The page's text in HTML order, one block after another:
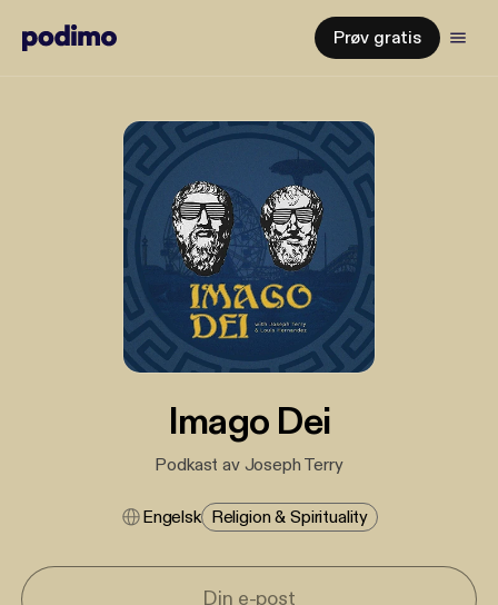
Prøv gratis
Imago Dei
Podkast av Joseph Terry
Engelsk Religion & Spirituality